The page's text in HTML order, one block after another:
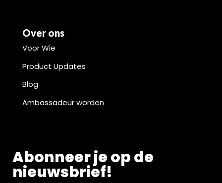
Over ons
Voor Wie
Product Updates
Blog
Ambassadeur worden
Abonneer je op de
nieuwsbrief!